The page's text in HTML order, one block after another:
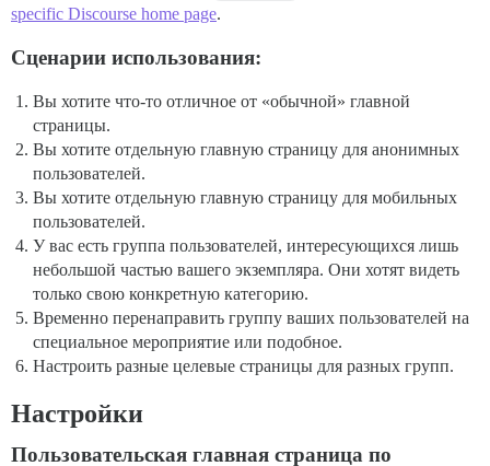
specific Discourse home page.
Сценарии использования:
Вы хотите что-то отличное от «обычной» главной
страницы.
Вы хотите отдельную главную страницу для анонимных
пользователей.
Вы хотите отдельную главную страницу для мобильных
пользователей.
У вас есть группа пользователей, интересующихся лишь
небольшой частью вашего экземпляра. Они хотят видеть
только свою конкретную категорию.
Временно перенаправить группу ваших пользователей на
специальное мероприятие или подобное.
Настроить разные целевые страницы для разных групп.
Настройки
Пользовательская главная страница по